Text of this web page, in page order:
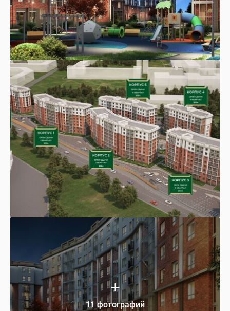
11 фотографий